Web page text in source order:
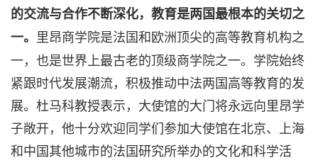
的交流与合作不断深化，教育是两国最根本的关切之
一。 里昂商学院是法国和欧洲顶尖的高等教育机构之
一，也是世界上最古老的顶级商学院之一。学院始终
紧跟时代发展潮流，积极推动中法两国高等教育的发
展。杜马科教授表示，大使馆的大门将永远向里昂学
子敞开，他十分欢迎同学们参加大使馆在北京、上海
和中国其他城市的法国研究所举办的文化和科学活